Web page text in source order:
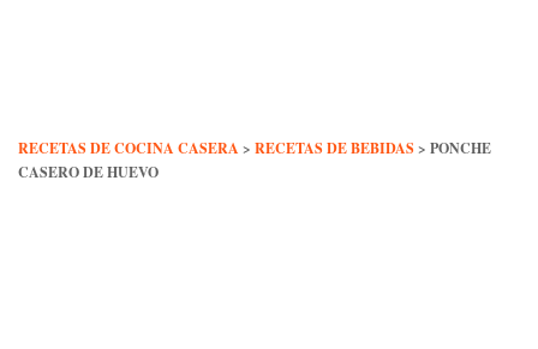
RECETAS DE COCINA CASERA > RECETAS DE BEBIDAS > PONCHE
CASERO DE HUEVO